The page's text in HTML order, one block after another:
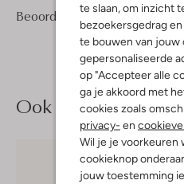
te slaan, om inzicht
bezoekersgedrag
te bouwen van jouw
gepersonaliseerde
op "Accepteer alle
ga je akkoord met
cookies zoals
privacy- en
Wil je je voorkeuren
cookieknop
jouw toestemming
Beoordelingen (17) 17
4
Ook iets voor jou?